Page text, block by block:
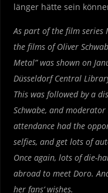
länger hätte sein
As part of the film series
the films of Oliver
Metal” was shown on
Düsseldorf Central
This was followed by a
Schwabe, and
attendance had the
selfies, and get lots of
Once again, lots of die-
abroad to meet Doro.
her fans‘ wishes.